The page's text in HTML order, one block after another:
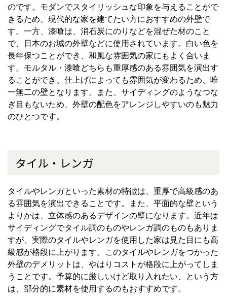
のです。モダンでスタイリッシュな印象を与えることがで
きるため、現代的な家を建てたい方におすすめの外壁で
す。一方、漆喰は、消石炭にのりなどを混ぜた材のこと
で、日本のお城の外壁などに使用されています。白い色を
長年保つことができ、和風な雰囲気の家にもよく合いま
す。モルタル・漆喰どちらも重厚感のある雰囲気を演出す
ることができ、仕上げによっても雰囲気が変わるため、唯
一無二の壁となります。また、サイディングのようなつな
ぎ目もないため、外壁の配色をアレンジしやすいのも魅力
のひとつです。
タイル・レンガ
タイルやレンガといった素材の特徴は、重厚で高級感のあ
る雰囲気を演出できることです。また、平面的な壁という
よりかは、立体感のあるデザインの壁になります。近年は
サイディングでタイル調のものやレンガ調のものもありま
すが、実際のタイルやレンガを使用した家は見た目にも高
級感が格段に上がります。このタイルやレンガをつかった
外壁のデメリットは、やはりコストが格段に上がってしま
うことです。予算的に厳しいけど取り入れたい、という方
は、部分的に素材を使用するのもおすすめです。